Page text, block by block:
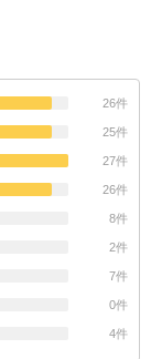
26件
25件
27件
26件
8件
2件
7件
0件
4件